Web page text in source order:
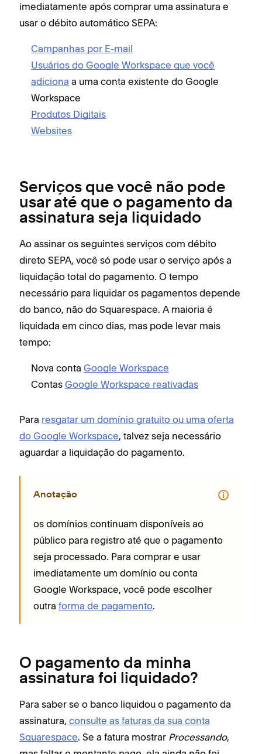
imediatamente após comprar uma assinatura e
usar o débito automático SEPA:
Campanhas por E-mail
Usuários do Google Workspace que você
adiciona a uma conta existente do Google
Workspace
Produtos Digitais
Websites
Serviços que você não pode
usar até que o pagamento da
assinatura seja liquidado
Ao assinar os seguintes serviços com débito
direto SEPA, você só pode usar o serviço após a
liquidação total do pagamento. O tempo
necessário para liquidar os pagamentos depende
do banco, não do Squarespace. A maioria é
liquidada em cinco dias, mas pode levar mais
tempo:
Nova conta Google Workspace
Contas Google Workspace reativadas
Para resgatar um domínio gratuito ou uma oferta
do Google Workspace, talvez seja necessário
aguardar a liquidação do pagamento.
Anotação
os domínios continuam disponíveis ao
público para registro até que o pagamento
seja processado. Para comprar e usar
imediatamente um domínio ou conta
Google Workspace, você pode escolher
outra forma de pagamento.
O pagamento da minha
assinatura foi liquidado?
Para saber se o banco liquidou o pagamento da
assinatura, consulte as faturas da sua conta
Squarespace. Se a fatura mostrar Processando,